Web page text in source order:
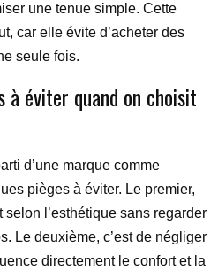
une tenue simple. Cette
car elle évite d’acheter des
seule fois.
à éviter quand on choisit
d’une marque comme
pièges à éviter. Le premier,
selon l’esthétique sans regarder
Le deuxième, c’est de négliger
directement le confort et la